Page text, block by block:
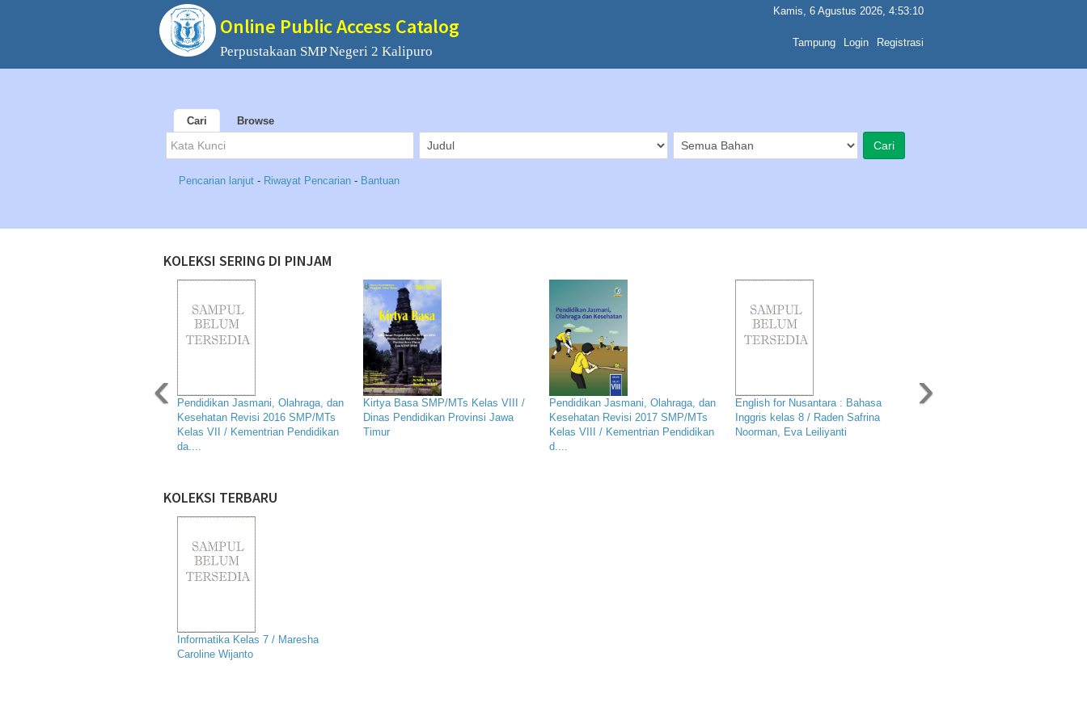
Online Public Access Catalog
Perpustakaan SMP Negeri 2 Kalipuro
Kamis, 6 Agustus 2026, 4:53:11
Tampung Login Registrasi
Cari Browse
Pencarian lanjut - Riwayat Pencarian - Bantuan
KOLEKSI SERING DI PINJAM
Pendidikan Jasmani, Olahraga, dan
Kesehatan Revisi 2016 SMP/MTs
Kelas VII / Kementrian Pendidikan
da....
Kirtya Basa SMP/MTs Kelas VIII /
Dinas Pendidikan Provinsi Jawa
Timur
Pendidikan Jasmani, Olahraga, dan
Kesehatan Revisi 2017 SMP/MTs
Kelas VIII / Kementrian Pendidikan
d....
English for Nusantara : Bahasa
Inggris kelas 8 / Raden Safrina
Noorman, Eva Leiliyanti
‹ ›
KOLEKSI TERBARU
Informatika Kelas 7 / Maresha
Caroline Wijanto